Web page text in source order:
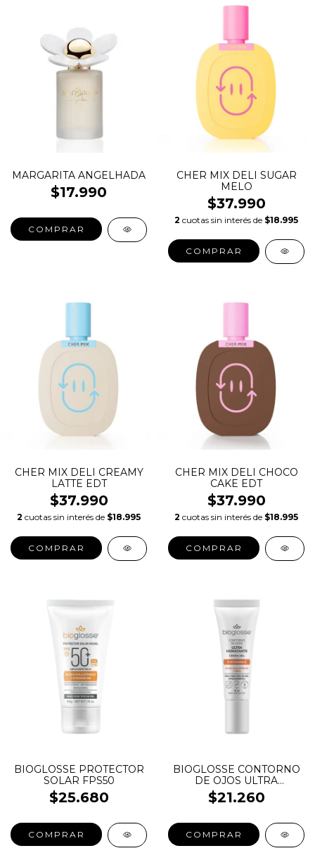
MARGARITA ANGELHADA
$17.990
COMPRAR
CHER MIX DELI SUGAR
MELO
$37.990
2 cuotas sin interés de $18.995
COMPRAR
CHER MIX DELI CREAMY
LATTE EDT
$37.990
2 cuotas sin interés de $18.995
COMPRAR
CHER MIX DELI CHOCO
CAKE EDT
$37.990
2 cuotas sin interés de $18.995
COMPRAR
BIOGLOSSE PROTECTOR
SOLAR FPS50
$25.680
COMPRAR
BIOGLOSSE CONTORNO
DE OJOS ULTRA
HIDRATANTE
$21.260